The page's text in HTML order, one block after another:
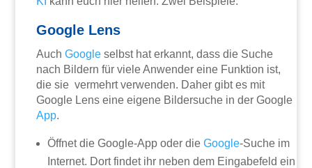
Google Lens
AuchGoogle selbst hat erkannt, dass die Suche
nach Bildern für viele Anwender eine Funktion ist,
die sie vermehrt verwenden. Daher gibt es mit
Google Lens eine eigene Bildersuche in der Google
App.
Öffnet die Google-App oder dieGoogle-Suche im
Internet. Dort findet ihr neben dem Eingabefeld ein